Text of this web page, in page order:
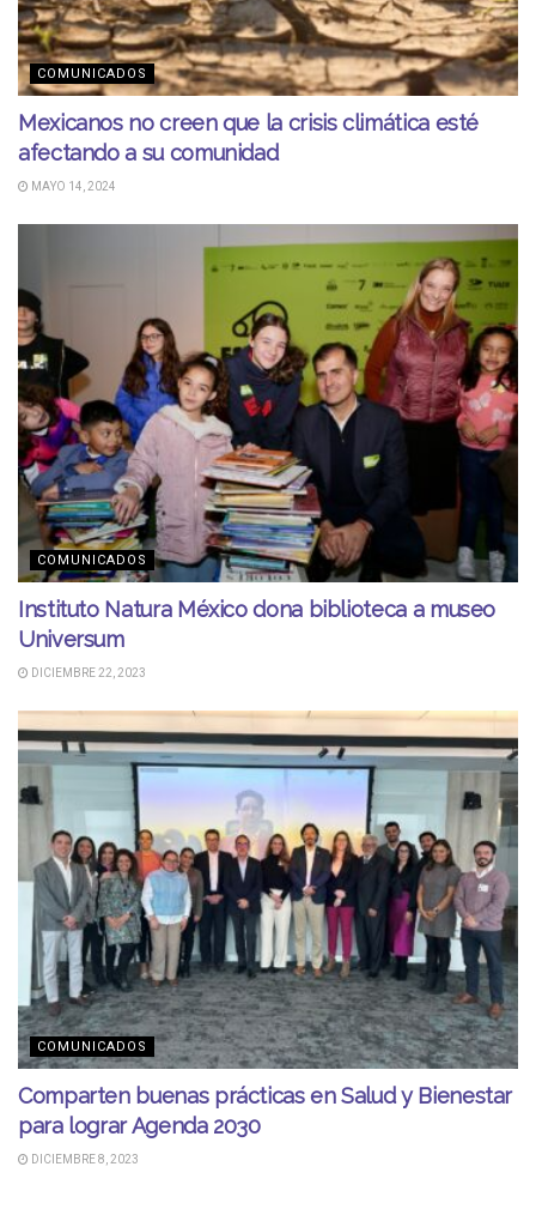
COMUNICADOS
Mexicanos no creen que la crisis climática esté
afectando a su comunidad
MAYO 14, 2024
COMUNICADOS
Instituto Natura México dona biblioteca a museo
Universum
DICIEMBRE 22, 2023
COMUNICADOS
Comparten buenas prácticas en Salud y Bienestar
para lograr Agenda 2030
DICIEMBRE 8, 2023